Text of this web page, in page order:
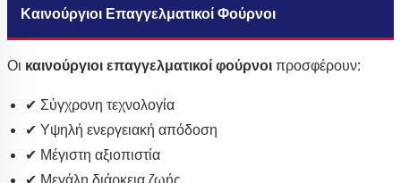
Καινούργιοι Επαγγελματικοί Φούρνοι
Οι καινούργιοι επαγγελματικοί φούρνοι προσφέρουν:
✔ Σύγχρονη τεχνολογία
✔ Υψηλή ενεργειακή απόδοση
✔ Μέγιστη αξιοπιστία
✔ Μεγάλη διάρκεια ζωής